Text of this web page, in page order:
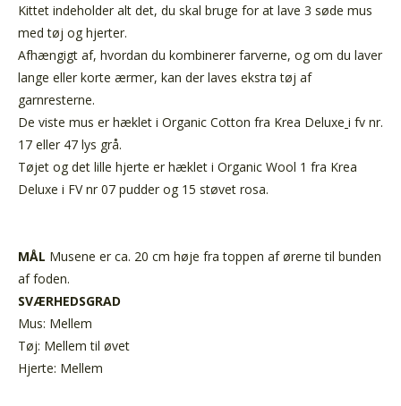
Kittet indeholder alt det, du skal bruge for at lave 3 søde mus
med tøj og hjerter.
Afhængigt af, hvordan du kombinerer farverne, og om du laver
lange eller korte ærmer, kan der laves ekstra tøj af
garnresterne.
De viste mus er hæklet i Organic Cotton fra Krea Deluxe i fv nr.
17 eller 47 lys grå.
Tøjet og det lille hjerte er hæklet i Organic Wool 1 fra Krea
Deluxe i FV nr 07 pudder og 15 støvet rosa.
MÅL Musene er ca. 20 cm høje fra toppen af ørerne til bunden
af foden.
SVÆRHEDSGRAD
Mus: Mellem
Tøj: Mellem til øvet
Hjerte: Mellem